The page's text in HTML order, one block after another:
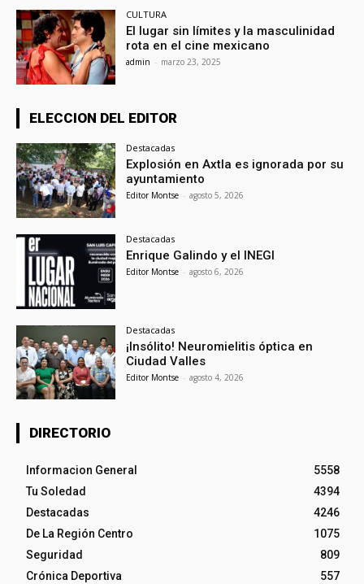
CULTURA
El lugar sin límites y la masculinidad
rota en el cine mexicano
admin - marzo 23, 2025
ELECCION DEL EDITOR
Destacadas
Explosión en Axtla es ignorada por su
ayuntamiento
Editor Montse - agosto 5, 2026
Destacadas
Enrique Galindo y el INEGI
Editor Montse - agosto 6, 2026
Destacadas
¡Insólito! Neuromielitis óptica en
Ciudad Valles
Editor Montse - agosto 4, 2026
DIRECTORIO
Informacion General
5558
Tu Soledad
4394
Destacadas
4246
De La Región Centro
1075
Seguridad
809
Crónica Deportiva
557